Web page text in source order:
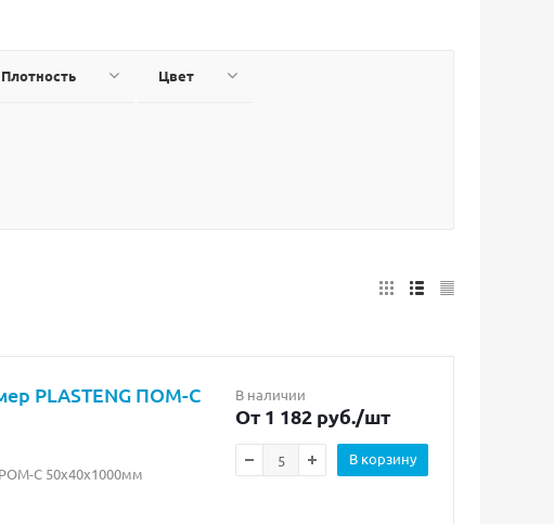
Плотность Цвет
PLASTENG ПОМ-С
C 50х40х1000мм
В наличии
От 1 182 руб./шт
В корзину